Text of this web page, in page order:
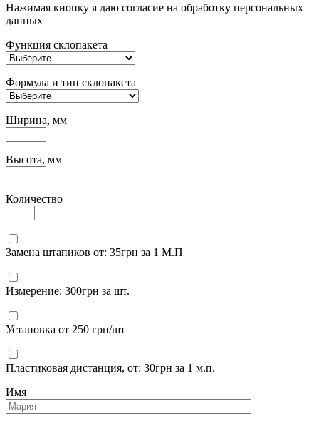
Нажимая кнопку я даю согласие на обработку персональных
данных
Функция склопакета
Формула и тип склопакета
Ширина, мм
Высота, мм
Количество
Замена штапиков от: 35грн за 1 М.П
Измерение: 300грн за шт.
Установка от 250 грн/шт
Пластиковая дистанция, от: 30грн за 1 м.п.
Имя